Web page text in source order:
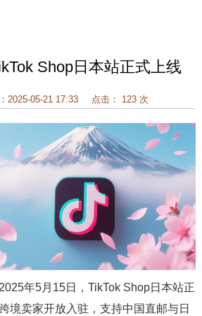
Shop日本站正式上线
2025-05-21 17:33 点击： 123 次
年5月15日，TikTok Shop日本站正
境卖家开放入驻，支持中国直邮与日